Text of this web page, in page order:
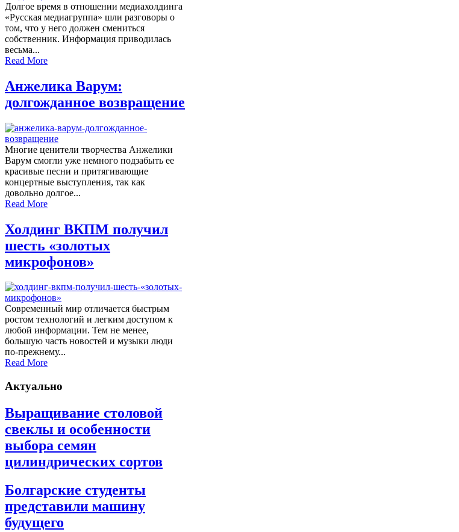
Долгое время в отношении медиахолдинга
«Русская медиагруппа» шли разговоры о
том, что у него должен смениться
собственник. Информация приводилась
весьма...
Read More
Анжелика Варум:
долгожданное возвращение
Многие ценители творчества Анжелики
Варум смогли уже немного подзабыть ее
красивые песни и притягивающие
концертные выступления, так как
довольно долгое...
Read More
Холдинг ВКПМ получил
шесть «золотых
микрофонов»
Современный мир отличается быстрым
ростом технологий и легким доступом к
любой информации. Тем не менее,
большую часть новостей и музыки люди
по-прежнему...
Read More
Актуально
Выращивание столовой
свеклы и особенности
выбора семян
цилиндрических сортов
Болгарские студенты
представили машину
будущего